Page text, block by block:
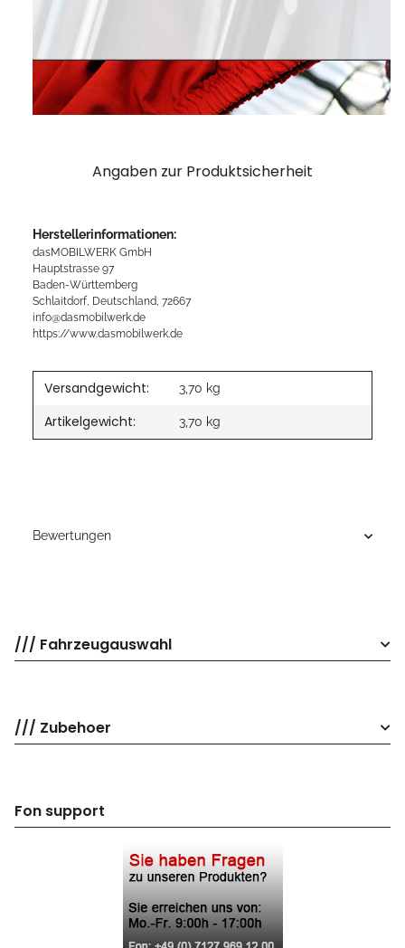
Angaben zur Produktsicherheit
Herstellerinformationen:
dasMOBILWERK GmbH
Hauptstrasse 97
Baden-Württemberg
Schlaitdorf, Deutschland, 72667
info@dasmobilwerk.de
https://www.dasmobilwerk.de
Versandgewicht: 3,70 kg
Artikelgewicht: 3,70 kg
Bewertungen
/// Fahrzeugauswahl
/// Zubehoer
Fon support